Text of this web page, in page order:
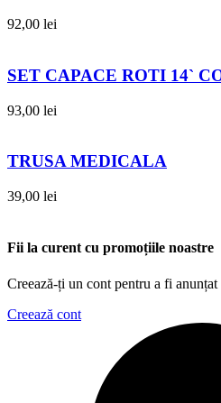
92,00 lei
SET CAPACE ROTI 14`
93,00 lei
TRUSA MEDICALA
39,00 lei
Fii la curent cu promoțiile noastre
Creează-ți un cont pentru a fi
Creează cont